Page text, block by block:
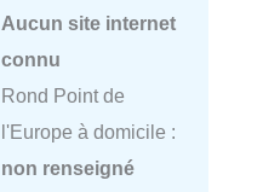
Aucun site internet
connu
Rond Point de
l'Europe à domicile :
non renseigné